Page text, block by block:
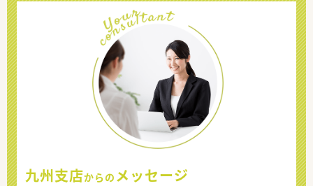
九州支店からの メッセージ